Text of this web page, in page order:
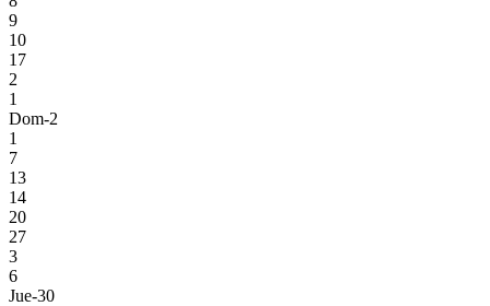
9
10
17
2
1
Dom-2
1
7
13
14
20
27
3
6
Jue-30